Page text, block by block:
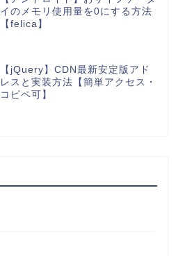
イのメモリ使用量を0にする方法
【felica】
【jQuery】CDN最新安定版アド
レスと実装方法【簡単アクセス・
コピペ可】